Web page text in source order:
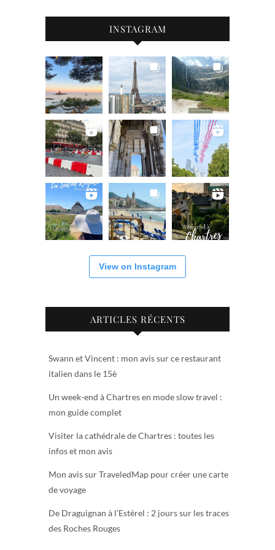
INSTAGRAM
View on Instagram
ARTICLES RÉCENTS
Swann et Vincent : mon avis sur ce restaurant
italien dans le 15è
Un week-end à Chartres en mode slow travel :
mon guide complet
Visiter la cathédrale de Chartres : toutes les
infos et mon avis
Mon avis sur TraveledMap pour créer une carte
de voyage
De Draguignan à l’Estérel : 2 jours sur les traces
des Roches Rouges